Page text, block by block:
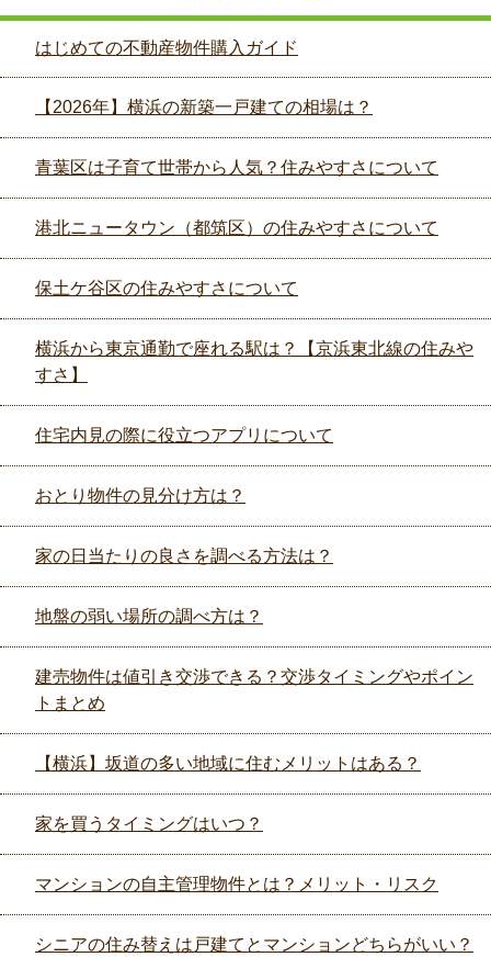
はじめての不動産物件購入ガイド
【2026年】横浜の新築一戸建ての相場は？
青葉区は子育て世帯から人気？住みやすさについて
港北ニュータウン（都筑区）の住みやすさについて
保土ケ谷区の住みやすさについて
横浜から東京通勤で座れる駅は？【京浜東北線の住みや
すさ】
住宅内見の際に役立つアプリについて
おとり物件の見分け方は？
家の日当たりの良さを調べる方法は？
地盤の弱い場所の調べ方は？
建売物件は値引き交渉できる？交渉タイミングやポイン
トまとめ
【横浜】坂道の多い地域に住むメリットはある？
家を買うタイミングはいつ？
マンションの自主管理物件とは？メリット・リスク
シニアの住み替えは戸建てとマンションどちらがいい？